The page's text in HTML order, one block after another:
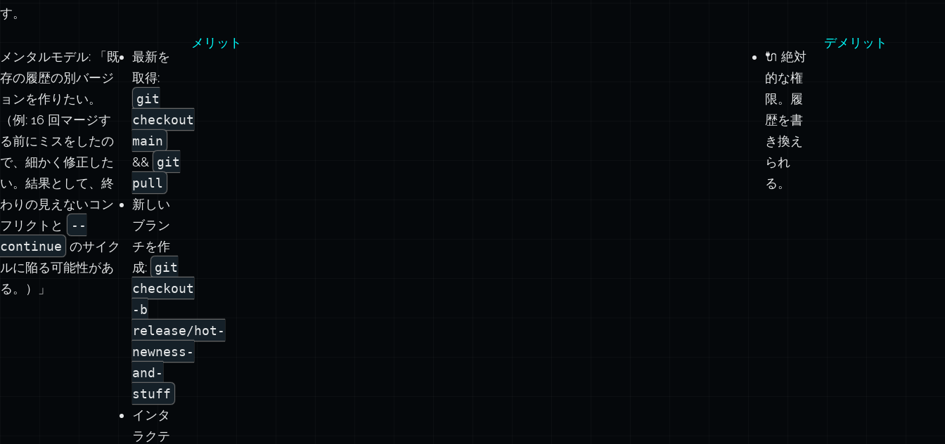
す。
メンタルモデル: 「既
存の履歴の別バージ
ョンを作りたい。
（例: 16 回マージす
る前にミスをしたの
で、細かく修正した
い。結果として、終
わりの見えないコン
フリクトと
--
continue のサイク
ルに陥る可能性があ
る。）」
最新を
取得:
git
checkout
main
&&
git
pull
新しい
ブラン
チを作
成: git
checkout
-b
release/hot-
newness-
and-
stuff
インタ
ラクテ
メリット
🔌 絶対
的な権
限。履
歴を書
き換え
られ
る。
デメリット